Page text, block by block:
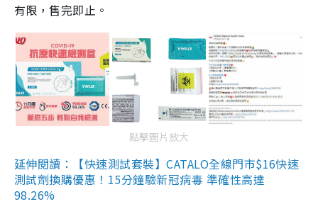
有限，售完即止。
點擊圖片放大
延伸閱讀：【快速測試套裝】CATALO全線門市$16快速
測試劑換購優惠！15分鐘驗新冠病毒 準確性高達
98.26%